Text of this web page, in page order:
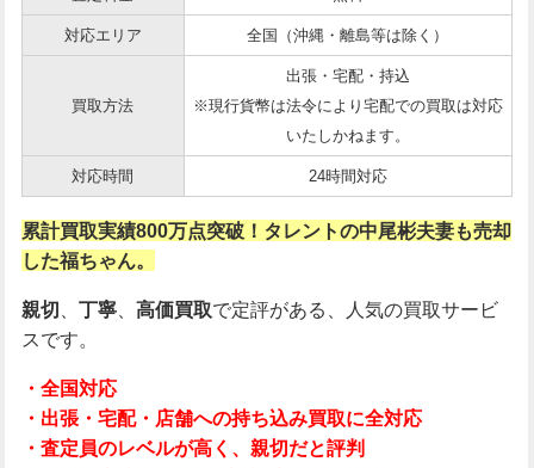
対応エリア 全国（沖縄・離島等は除く）
買取方法
出張・宅配・持込
※現行貨幣は法令により宅配での買取は対応
いたしかねます。
対応時間 24時間対応
累計買取実績800万点突破！タレントの中尾彬夫妻も売却
した福ちゃん。
親切 丁寧、 高価買取で定評がある、人気の買取サービ
スです。
・全国対応
・出張・宅配・店舗への持ち込み買取に全対応
・査定員のレベルが高く、親切だと評判